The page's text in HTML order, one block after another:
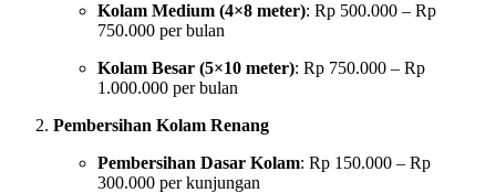
Kolam Medium (4×8 meter): Rp 500.000 – Rp
750.000 per bulan
Kolam Besar (5×10 meter): Rp 750.000 – Rp
1.000.000 per bulan
Pembersihan Kolam Renang
Pembersihan Dasar Kolam: Rp 150.000 – Rp
300.000 per kunjungan